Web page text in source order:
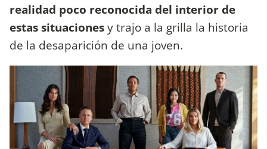
realidad poco reconocida del interior de
estas situacionesy trajo a la grilla la historia
de la desaparición de una joven.